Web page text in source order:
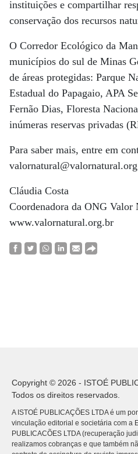
instituições e compartilhar
conservação dos recursos
O Corredor Ecológico da
municípios do sul de Minas
de áreas protegidas: Parque
Estadual do Papagaio, APA
Fernão Dias, Floresta
inúmeras reservas privadas
Para saber mais, entre em
Cláudia Costa
Coordenadora da ONG Valor
www.valornatural.org.br
Copyright © 2026 - ISTOÉ
Todos os direitos reservados.
A ISTOÉ PUBLICAÇÕES LTDA é um
vinculação editorial e societária com a
PUBLICACÕES LTDA (recuperação
realizamos cobranças e que também